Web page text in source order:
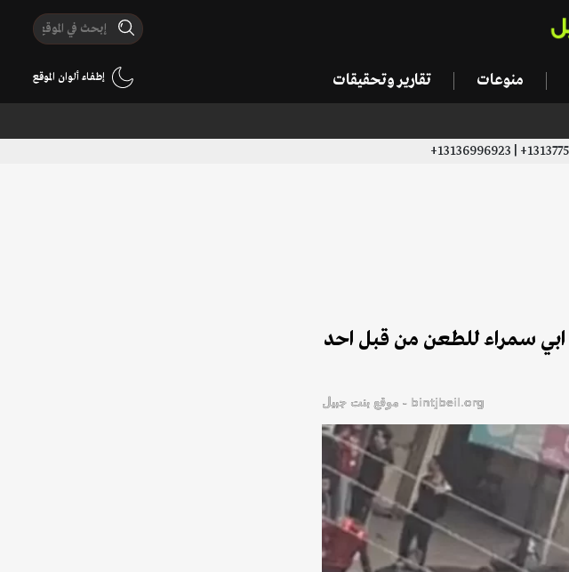
منوعات تقارير وتحقيقات إطفاء ألوان الموقع
سمراء للطعن من قبل احد
bintjbeil.org - موقع بنت جبيل